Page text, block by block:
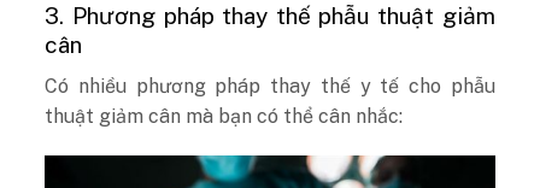
3. Phương pháp thay thế phẫu thuật giảm
cân
Có nhiều phương pháp thay thế y tế cho phẫu
thuật giảm cân mà bạn có thể cân nhắc: